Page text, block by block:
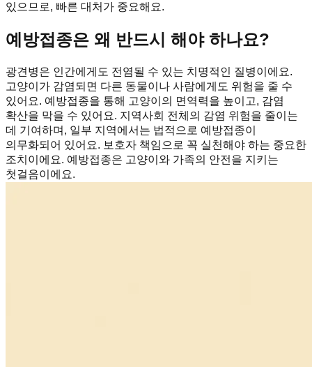
있으므로, 빠른 대처가 중요해요.
예방접종은 왜 반드시 해야 하나요?
광견병은 인간에게도 전염될 수 있는 치명적인 질병이에요.
고양이가 감염되면 다른 동물이나 사람에게도 위험을 줄 수
있어요. 예방접종을 통해 고양이의 면역력을 높이고, 감염
확산을 막을 수 있어요. 지역사회 전체의 감염 위험을 줄이는
데 기여하며, 일부 지역에서는 법적으로 예방접종이
의무화되어 있어요. 보호자 책임으로 꼭 실천해야 하는 중요한
조치이에요. 예방접종은 고양이와 가족의 안전을 지키는
첫걸음이에요.